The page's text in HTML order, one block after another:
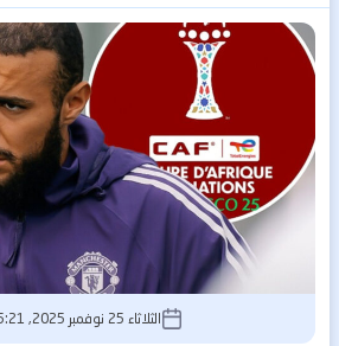
الثلاثاء 25 نوفمبر 2025, 5:21 مساءً